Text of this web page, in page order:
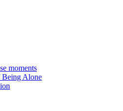
moments
Being Alone